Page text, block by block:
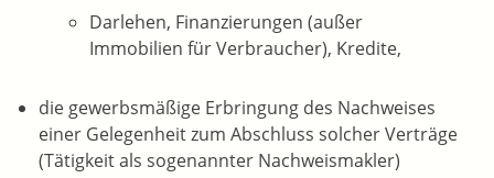
Darlehen, Finanzierungen (außer
Immobilien für Verbraucher), Kredite,
die gewerbsmäßige Erbringung des Nachweises
einer Gelegenheit zum Abschluss solcher Verträge
(Tätigkeit als sogenannter Nachweismakler)